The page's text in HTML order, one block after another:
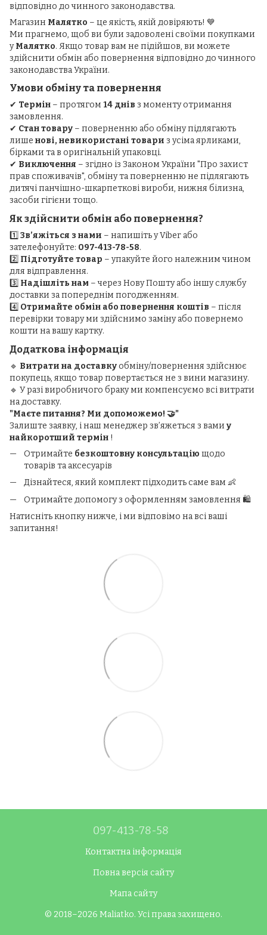
відповідно до чинного законодавства.
Магазин Малятко – це якість, якій довіряють! 💙
Ми прагнемо, щоб ви були задоволені своїми покупками
уМалятко. Якщо товар вам не підійшов, ви можете
здійснити обмін або повернення відповідно до чинного
законодавства України.
Умови обміну та повернення
✔ Термін – протягом 14 днів з моменту отримання
замовлення.
✔ Стан товару – поверненню або обміну підлягають
лише нові, невикористані товари з усіма ярликами,
бірками та в оригінальній упаковці.
✔ Виключення – згідно із Законом України "Про захист
прав споживачів", обміну та поверненню не підлягають
дитячі панчішно-шкарпеткові вироби, нижня білизна,
засоби гігієни тощо.
Як здійснити обмін або повернення?
1️⃣ Зв’яжіться з нами – напишіть у Viber або
зателефонуйте: 097-413-78-58.
2️⃣ Підготуйте товар – упакуйте його належним чином
для відправлення.
3️⃣ Надішліть нам – через Нову Пошту або іншу службу
доставки за попереднім погодженням.
4️⃣ Отримайте обмін або повернення коштів – після
перевірки товару ми здійснимо заміну або повернемо
кошти на вашу картку.
Додаткова інформація
🔹 Витрати на доставкуобміну/повернення здійснює
покупець, якщо товар повертається не з вини магазину.
🔹 У разі виробничого браку ми компенсуємо всі витрати
на доставку.
"Маєте питання? Ми допоможемо! 🤝"
Залиште заявку, і наш менеджер зв’яжеться з вами у
найкоротший термін !
Отримайте безкоштовну консультацію щодо
товарів та аксесуарів
Дізнайтеся, який комплект підходить саме вам 👶
Отримайте допомогу з оформленням замовлення 🛍️
Натисніть кнопку нижче, і ми відповімо на всі ваші
запитання!
097-413-78-58
Контактна інформація
Повна версія сайту
Мапа сайту
© 2018–2026 Maliatko. Усі права захищено.